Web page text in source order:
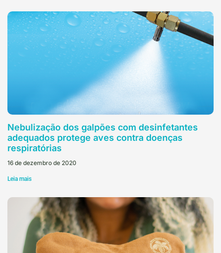
Nebulização dos galpões com desinfetantes
adequados protege aves contra doenças
respiratórias
16 de dezembro de 2020
Leia mais